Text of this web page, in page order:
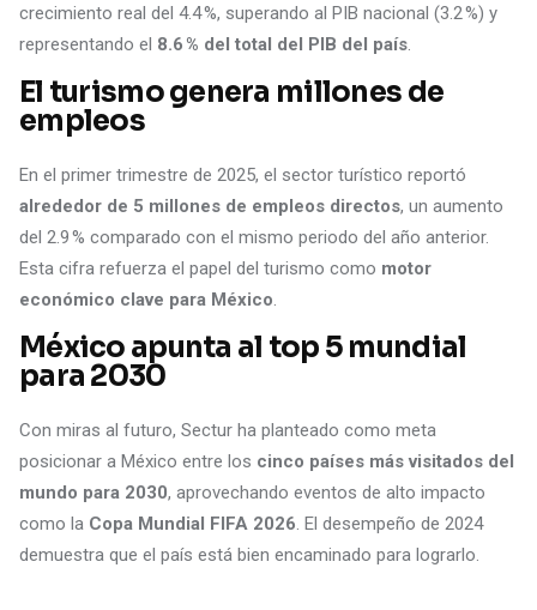
crecimiento real del 4.4 %, superando al PIB nacional (3.2 %) y
representando el 8.6 % del total del PIB del país.
El turismo genera millones de
empleos
En el primer trimestre de 2025, el sector turístico reportó
alrededor de 5 millones de empleos directos, un aumento
del 2.9 % comparado con el mismo periodo del año anterior.
Esta cifra refuerza el papel del turismo como motor
económico clave para México.
México apunta al top 5 mundial
para 2030
Con miras al futuro, Sectur ha planteado como meta
posicionar a México entre los cinco países más visitados del
mundo para 2030, aprovechando eventos de alto impacto
como la Copa Mundial FIFA 2026. El desempeño de 2024
demuestra que el país está bien encaminado para lograrlo.